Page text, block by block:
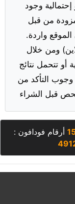
وجود
من قبل
واردة.
ومن خلال
أو تتحمل نتائج
وجوب التأكد من
أرقام فودافون :